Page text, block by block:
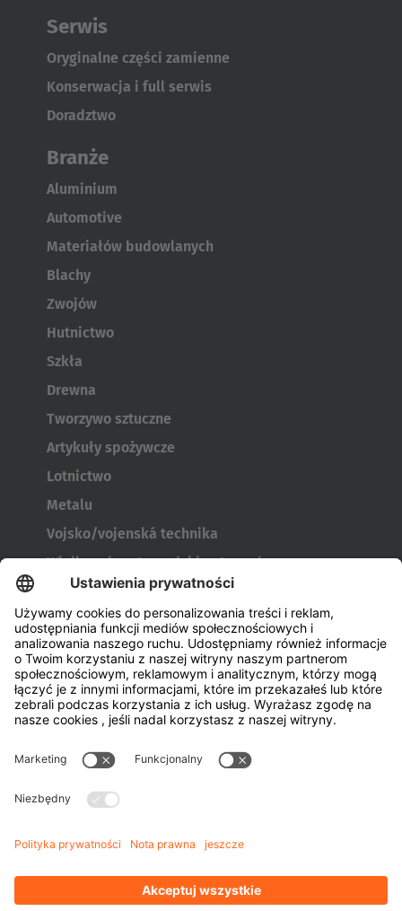
Serwis
Oryginalne części zamienne
Konserwacja i full serwis
Doradztwo
Branże
Aluminium
Automotive
Materiałów budowlanych
Blachy
Zwojów
Hutnictwo
Szkła
Drewna
Tworzywo sztuczne
Artykuły spożywcze
Lotnictwo
Metalu
Vojsko/vojenská technika
Wielkogabarytowych i kontenerów
Narzędzia do produkcji opon
Transportery bębnów
Drzwi i okien
Firma
o firmie HUBTEX
Zrównoważony rozwój
Przedstawiciel
Wiedza
Pliki do pobrania